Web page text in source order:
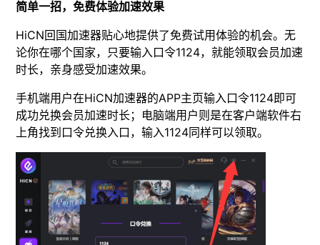
简单一招，免费体验加速效果
HiCN回国加速器贴心地提供了免费试用体验的机会。无
论你在哪个国家，只要输入口令1124，就能领取会员加速
时长，亲身感受加速效果。
手机端用户在HiCN加速器的APP主页输入口令1124即可
成功兑换会员加速时长；电脑端用户则是在客户端软件右
上角找到口令兑换入口，输入1124同样可以领取。